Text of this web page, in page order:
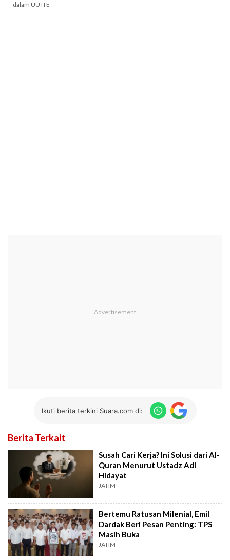
dalam UU ITE
Ikuti berita terkini Suara.com di:
Berita Terkait
Susah Cari Kerja? Ini Solusi dari Al-
Quran Menurut Ustadz Adi
Hidayat
JATIM
Bertemu Ratusan Milenial, Emil
Dardak Beri Pesan Penting: TPS
Masih Buka
JATIM